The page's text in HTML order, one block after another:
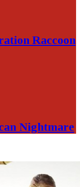
Raccoon
Nightmare